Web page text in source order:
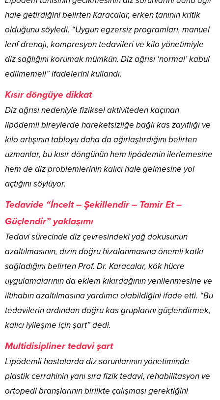
hale getirdiğini belirten Karacalar, erken tanının kritik
olduğunu söyledi. “Uygun egzersiz programları, manuel
lenf drenajı, kompresyon tedavileri ve kilo yönetimiyle
diz sağlığını korumak mümkün. Diz ağrısı ‘normal’ kabul
edilmemeli” ifadelerini kullandı.
Kısır döngüye dikkat
Diz ağrısı nedeniyle fiziksel aktiviteden kaçınan
lipödemli bireylerde hareketsizliğe bağlı kas zayıflığı ve
kilo artışının tabloyu daha da ağırlaştırdığını belirten
uzmanlar, bu kısır döngünün hem lipödemin ilerlemesine
hem de diz problemlerinin kalıcı hale gelmesine yol
açtığını söylüyor.
Tedavide “İncelt – Şekillendir – Tamir Et –
Güçlendir” yaklaşımı
Tedavi sürecinde diz çevresindeki yağ dokusunun
azaltılmasının, dizin doğru hizalanmasına önemli katkı
sağladığını belirten Prof. Dr. Karacalar, kök hücre
uygulamalarının da eklem kıkırdağının yenilenmesine ve
iltihabın azaltılmasına yardımcı olabildiğini ifade etti. “Bu
tedavilerin ardından doğru kas gruplarını güçlendirmek,
kalıcı iyileşme için şart” dedi.
Multidisipliner tedavi şart
Lipödemli hastalarda diz sorunlarının yönetiminde
plastik cerrahinin yanı sıra fizik tedavi, rehabilitasyon ve
ortopedi branşlarının birlikte çalışması gerektiğini